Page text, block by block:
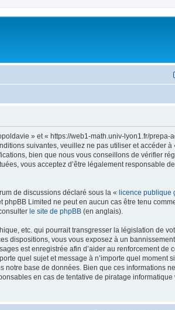
» et « https://web1-math.univ-lyon1.fr/prepa-
suivantes, veuillez ne pas utiliser et accéder à
bien que nous vous conseillons de vérifier
vous acceptez d’être légalement responsable
de discussions déclaré sous la « licence publique
Limited ne peut en aucun cas être tenu
le site de phpBB (en anglais).
etc. qui pourrait transgresser la législation de
dispositions, vous vous exposez à un
est enregistrée afin d’aider au renforcement de
quel sujet et message à n’importe quel moment
base de données. Bien que ces informations
en cas de tentative de piratage